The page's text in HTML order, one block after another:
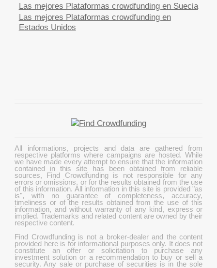
Las mejores Plataformas crowdfunding en Suecia
Las mejores Plataformas crowdfunding en
Estados Unidos
All informations, projects and data are gathered from
respective platforms where campaigns are hosted. While
we have made every attempt to ensure that the information
contained in this site has been obtained from reliable
sources, Find Crowdfunding is not responsible for any
errors or omissions, or for the results obtained from the use
of this information. All information in this site is provided "as
is", with no guarantee of completeness, accuracy,
timeliness or of the results obtained from the use of this
information, and without warranty of any kind, express or
implied. Trademarks and related content are owned by their
respective content.
Find Crowdfunding is not a broker-dealer and the content
provided here is for informational purposes only. It does not
constitute an offer or solicitation to purchase any
investment solution or a recommendation to buy or sell a
security. Any sale or purchase of securities is in the sole